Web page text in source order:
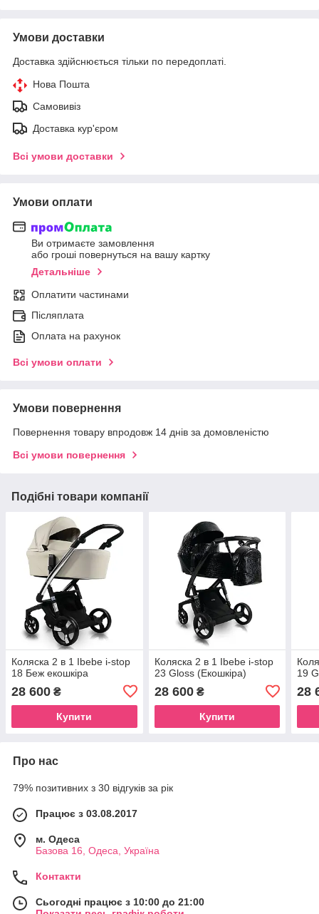
Умови доставки
Доставка здійснюється тільки по передоплаті.
Нова Пошта
Самовивіз
Доставка кур'єром
Всі умови доставки
Умови оплати
Ви отримаєте замовлення
або гроші повернуться на вашу картку
Детальніше
Оплатити частинами
Післяплата
Оплата на рахунок
Всі умови оплати
Умови повернення
Повернення товару впродовж 14 днів за домовленістю
Всі умови повернення
Подібні товари компанії
Коляска 2 в 1 Ibebe i-stop
18 Беж екошкіра
28 600 ₴
Купити
Коляска 2 в 1 Ibebe i-stop
23 Gloss (Екошкіра)
28 600₴
Купити
19
28
Про нас
79% позитивних з 30 відгуків за рік
Працює з 03.08.2017
м. Одеса
Базова 16, Одеса, Україна
Контакти
Сьогодні працює з 10:00 до 21:00